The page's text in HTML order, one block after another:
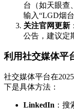
台（如天眼查
输入“LGD烟
关注官网更新
公告，建议定
利用社交媒体平
社交媒体平台在
下是具体方法：
LinkedIn ：